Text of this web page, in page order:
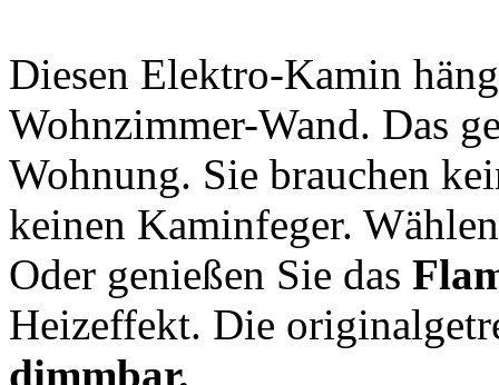
Diesen Elektro-Kamin
Wohnzimmer-Wand. Das
Wohnung. Sie brauchen
keinen Kaminfeger.
Oder genießen Sie das
Heizeffekt. Die
dimmbar.